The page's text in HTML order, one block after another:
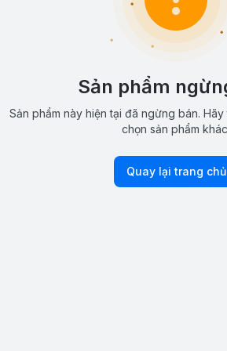
Sản phẩm
Sản phẩm này hiện tại đã ngừng bán.
chọn sản phẩm
Quay lại trang chủ